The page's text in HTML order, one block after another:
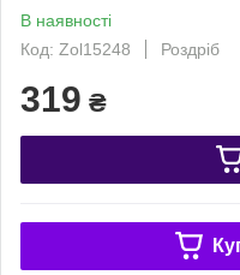
В наявності
Код: Zol15248
Роздріб
319 ₴